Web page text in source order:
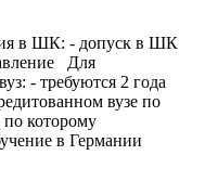
в ШК: - допуск в ШК
Для
- требуются 2 года
вузе по
которому
в Германии